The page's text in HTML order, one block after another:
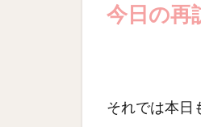
今日の再
それでは本日